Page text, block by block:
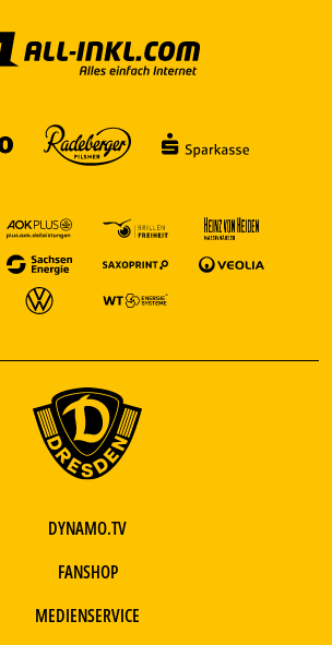
DYNAMO.TV
FANSHOP
MEDIENSERVICE